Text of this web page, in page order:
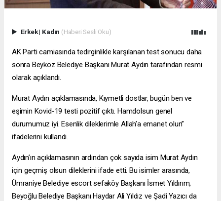
Erkek| Kadın (Haberi Sesli Oku)
AK Parti camiasında tedirginlikle karşılanan test sonucu daha
sonra Beykoz Belediye Başkanı Murat Aydın tarafından resmi
olarak açıklandı.
Murat Aydın açıklamasında, Kıymetli dostlar, bugün ben ve
eşimin Kovid-19 testi pozitif çıktı. Hamdolsun genel
durumumuz iyi. Esenlik dileklerimle Allah’a emanet olun”
ifadelerini kullandı.
Aydın’ın açıklamasının ardından çok sayıda isim Murat Aydın
için geçmiş olsun dileklerini ifade etti. Bu isimler arasında,
Ümraniye Belediye escort sefaköyBaşkanı İsmet Yıldırım,
Beyoğlu Belediye Başkanı Haydar Ali Yıldız ve Şadi Yazıcı da